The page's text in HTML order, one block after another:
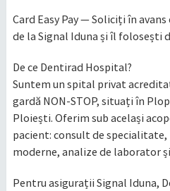
Card Easy Pay — Soliciți în
de la Signal Iduna și îl folosești
De ce Dentirad Hospital?
Suntem un spital privat
gardă NON-STOP, situați în
Ploiești. Oferim sub același
pacient: consult de
moderne, analize de laborator
Pentru asigurații Signal Iduna,